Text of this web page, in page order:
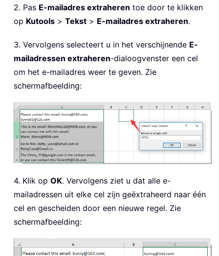
2. Pas E-mailadres extraheren toe door te klikken
op Kutools > Tekst > E-mailadres extraheren.
3. Vervolgens selecteert u in het verschijnende E-
mailadressen extraheren-dialoogvenster een cel
om het e-mailadres weer te geven. Zie
schermafbeelding:
4. Klik op OK. Vervolgens ziet u dat alle e-
mailadressen uit elke cel zijn geëxtraheerd naar één
cel en gescheiden door een nieuwe regel. Zie
schermafbeelding: